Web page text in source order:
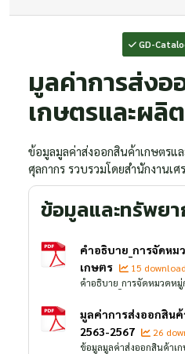
GD-
มูลค่าการส่งอ
เกษตรและผ
ข้อมูลมูลค่าส่งออกสินค้าเกษตร
ศุลกากร รวบรวมโดยสำนักงานเศ
ข้อมูลและทรัพยา
คำอธิบาย_การจัดห
เกษตร
15
มูลค่าการส่งออกสิน
2563-2567
26